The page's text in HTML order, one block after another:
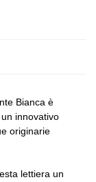
Bianca è
innovativo
originarie
lettiera un